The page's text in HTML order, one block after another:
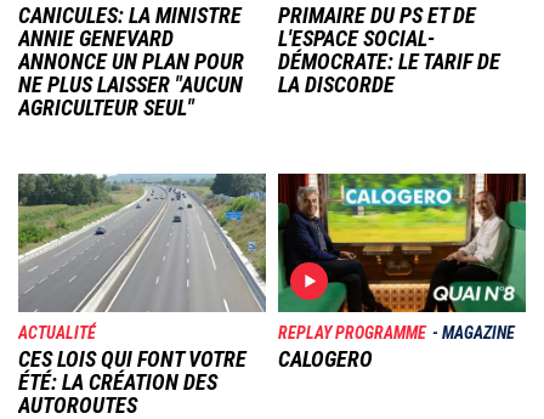
CANICULES: LA MINISTRE
ANNIE GENEVARD
ANNONCE UN PLAN POUR
NE PLUS LAISSER "AUCUN
AGRICULTEUR SEUL"
PRIMAIRE DU PS ET DE
L'ESPACE SOCIAL-
DÉMOCRATE: LE TARIF DE
LA DISCORDE
Image
ACTUALITÉ
CES LOIS QUI FONT VOTRE
ÉTÉ: LA CRÉATION DES
AUTOROUTES
Image
REPLAY PROGRAMME MAGAZINE
CALOGERO